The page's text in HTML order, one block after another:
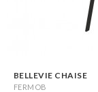
BELLEVIE CHAISE
FERMOB